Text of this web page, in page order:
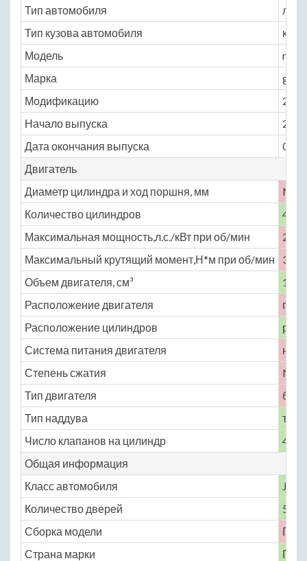
Тип автомобиля
Тип кузова автомобиля
Модель
Марка
Модификацию
2.0
Начало выпуска
2016
Дата окончания выпуска
0
Двигатель
Диаметр цилиндра и ход поршня, мм
No
Количество цилиндров
4
Максимальная мощность,л.с./кВт при об/мин
211
Максимальный крутящий момент,Н*м при об/мин
350
Объем двигателя, см³
1991
Расположение двигателя
Расположение цилиндров
Система питания двигателя
Степень сжатия
No
Тип двигателя
Тип наддува
Число клапанов на цилиндр
4
Общая информация
Класс автомобиля
J
Количество дверей
5
Сборка модели
Страна марки